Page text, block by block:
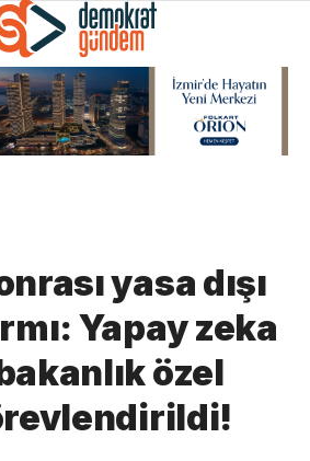
yasa dışı
Yapay zeka
özel